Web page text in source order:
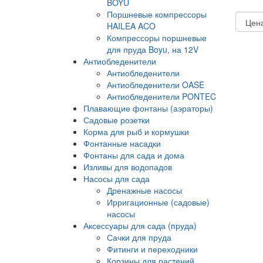
Поршневые компрессоры
HAILEA ACO
Компрессоры поршневые
для пруда Boyu, на 12V
Антиобледенители
Антиобледенители
Антиобледенители OASE
Антиобледенители PONTEC
Плавающие фонтаны (аэраторы)
Садовые розетки
Корма для рыб и кормушки
Фонтанные насадки
Фонтаны для сада и дома
Изливы для водопадов
Насосы для сада
Дренажные насосы
Ирригационные (садовые)
насосы
Аксессуары для сада (пруда)
Сачки для пруда
Фитинги и переходники
Корзины для растений